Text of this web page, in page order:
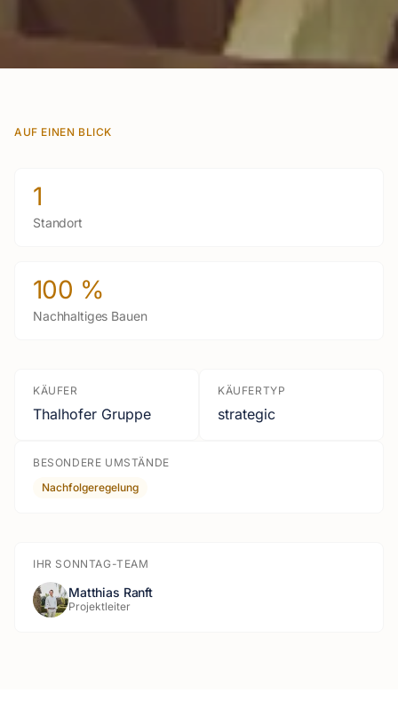
AUF EINEN BLICK
1
Standort
100 %
Nachhaltiges Bauen
KÄUFER
Thalhofer Gruppe
KÄUFERTYP
strategic
BESONDERE UMSTÄNDE
Nachfolgeregelung
IHR SONNTAG-TEAM
Matthias Ranft
Projektleiter